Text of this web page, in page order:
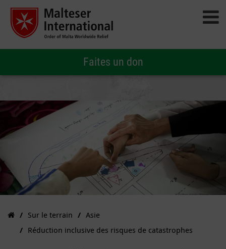
Faites un don
Sur le terrain
Asie
Réduction inclusive des risques de catastrophes